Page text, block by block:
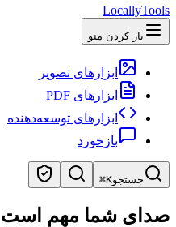
LocallyTools
باز کردن منو
ابزارهای تصویر
ابزارهای PDF
ابزارهای توسعه‌دهنده
بازخورد
جستجو⌘K
جستجوی ابزارها
صدای شما مهم است